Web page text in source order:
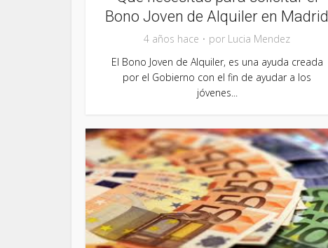
Bono Joven de Alquiler en Madrid
4 años hace por Lucia Mendez
El Bono Joven de Alquiler, es una ayuda creada
por el Gobierno con el fin de ayudar a los
jóvenes...